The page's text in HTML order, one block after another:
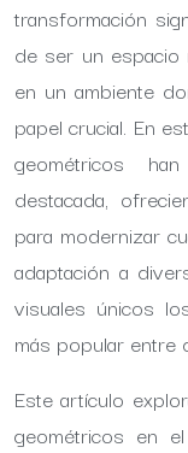
transformación
de ser un espacio
en un ambiente
papel crucial. En
geométricos
destacada,
para modernizar
adaptación a
visuales únicos
más popular entre
Este artículo
geométricos en